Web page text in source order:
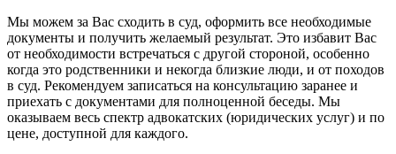
Мы можем за Вас сходить в суд, оформить все необходимые
документы и получить желаемый результат. Это избавит Вас
от необходимости встречаться с другой стороной, особенно
когда это родственники и некогда близкие люди, и от походов
в суд. Рекомендуем записаться на консультацию заранее и
приехать с документами для полноценной беседы. Мы
оказываем весь спектр адвокатских (юридических услуг) и по
цене, доступной для каждого.